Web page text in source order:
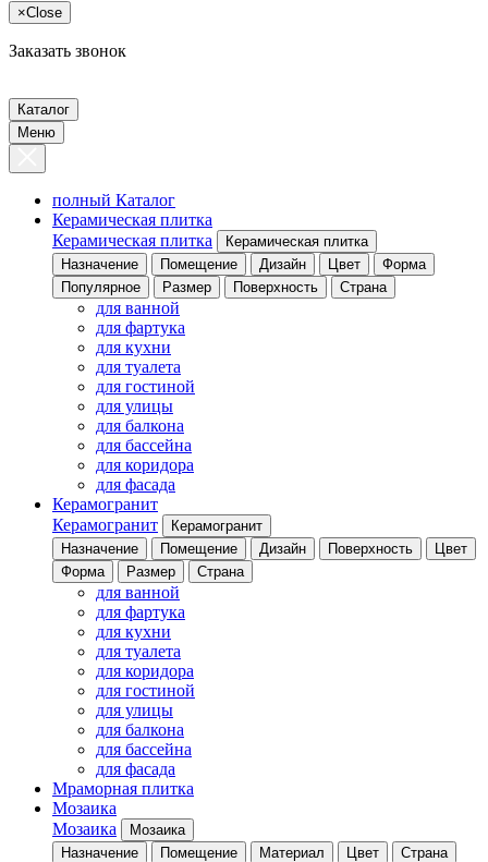
×Close
Заказать звонок
Каталог
Меню
полный Каталог
Керамическая плитка
Керамическая плитка
Керамическая плитка
Назначение
Помещение Дизайн Цвет
Форма
Популярное
Размер Поверхность Страна
для ванной
для фартука
для кухни
для туалета
для гостиной
для улицы
для балкона
для бассейна
для коридора
для фасада
Керамогранит
Керамогранит
Керамогранит
Назначение
Помещение Дизайн Поверхность
Цвет
Форма
Размер Страна
для ванной
для фартука
для кухни
для туалета
для коридора
для гостиной
для улицы
для балкона
для бассейна
для фасада
Мраморная плитка
Мозаика
Мозаика
Мозаика
Назначение
Помещение Материал Цвет Страна